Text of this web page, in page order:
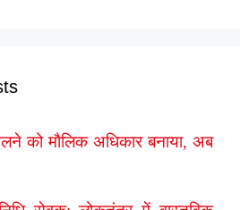
को मौलिक अधिकार बनाया, अब